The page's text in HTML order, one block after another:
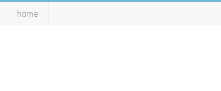
home